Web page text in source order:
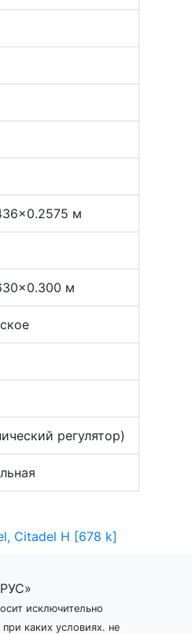
м
м
регулятор)
Citadel H [678 k]
исключительно
каких условиях. не